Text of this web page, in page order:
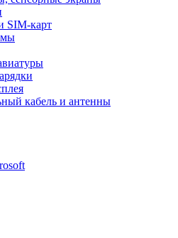
SIM-карт
кабель и антенны